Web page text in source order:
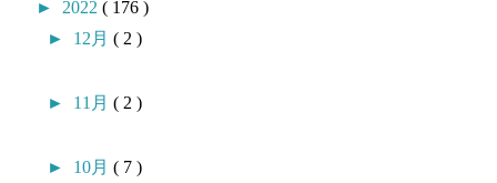
► 2022( 176 )
► 12月( 2 )
► 11月( 2 )
► 10月( 7 )